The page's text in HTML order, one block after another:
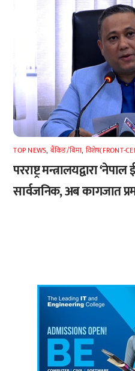
TOP NEWS, बैंकिङ/बिमा, विशेष(FRONT-
परराष्ट्र मन्त्रालयद्वारा
सार्वजनिक, अब कागजात